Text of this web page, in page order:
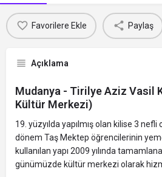
Favorilere Ekle Paylaş
Açıklama
Mudanya - Tirilye Aziz Vasil
Kültür Merkezi)
19. yüzyılda yapılmış olan kilise 3 nefli
dönem Taş Mektep öğrencilerinin
kullanılan yapı 2009 yılında
günümüzde kültür merkezi olarak